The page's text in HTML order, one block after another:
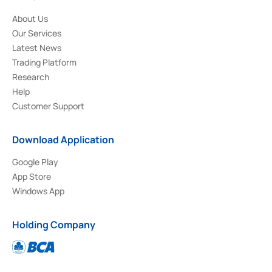
About Us
Our Services
Latest News
Trading Platform
Research
Help
Customer Support
Download Application
Google Play
App Store
Windows App
Holding Company